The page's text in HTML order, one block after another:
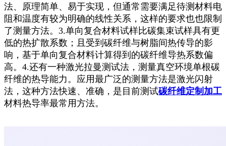
法、原理简单、易于实现，但通常需要满足待测材料电
阻和温度有较为明确的线性关系，这样的要求也也限制
了测量方法。3.单向复合材料试样比碳集束试样具有更
低的热扩散系数；且受到碳纤维与树脂间热传导的影
响，基于单向复合材料计算得到的碳纤维导热系数偏
高。4.还有一种激光拉曼测试法，测量真空环境单根碳
纤维的热导能力。应用最广泛的测量方法是激光闪射
法，这种方法快速、准确，是目前测试碳纤维定制加工
材料热导率最常用方法。